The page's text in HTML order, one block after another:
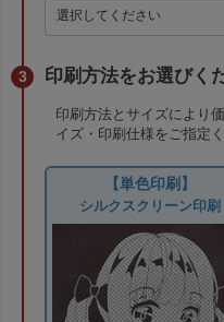
印刷方法をお選びく
印刷方法とサイズにより
イズ・印刷仕様をご指定く
【単色印刷】
シルクスクリーン印刷